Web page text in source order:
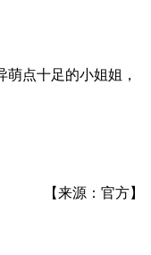
点十足的小姐姐，
【来源：官方】